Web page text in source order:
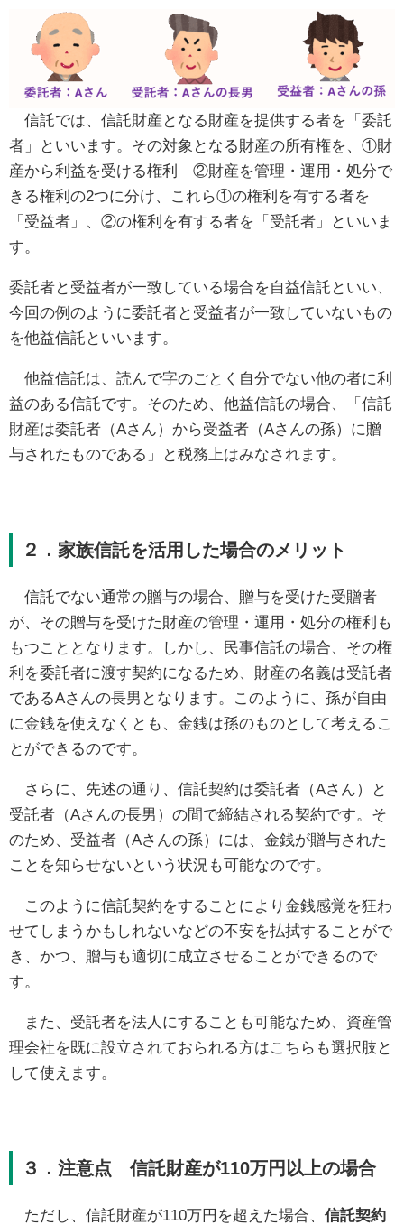
信託では、信託財産となる財産を提供する者を「委託
者」といいます。その対象となる財産の所有権を、①財
産から利益を受ける権利 ②財産を管理・運用・処分で
きる権利の2つに分け、これら①の権利を有する者を
「受益者」、②の権利を有する者を「受託者」といいま
す。
委託者と受益者が一致している場合を自益信託といい、
今回の例のように委託者と受益者が一致していないもの
を他益信託といいます。
他益信託は、読んで字のごとく自分でない他の者に利
益のある信託です。そのため、他益信託の場合、「信託
財産は委託者（Aさん）から受益者（Aさんの孫）に贈
与されたものである」と税務上はみなされます。
２．家族信託を活用した場合のメリット
信託でない通常の贈与の場合、贈与を受けた受贈者
が、その贈与を受けた財産の管理・運用・処分の権利も
もつこととなります。しかし、民事信託の場合、その権
利を委託者に渡す契約になるため、財産の名義は受託者
であるAさんの長男となります。このように、孫が自由
に金銭を使えなくとも、金銭は孫のものとして考えるこ
とができるのです。
さらに、先述の通り、信託契約は委託者（Aさん）と
受託者（Aさんの長男）の間で締結される契約です。そ
のため、受益者（Aさんの孫）には、金銭が贈与された
ことを知らせないという状況も可能なのです。
このように信託契約をすることにより金銭感覚を狂わ
せてしまうかもしれないなどの不安を払拭することがで
き、かつ、贈与も適切に成立させることができるので
す。
また、受託者を法人にすることも可能なため、資産管
理会社を既に設立されておられる方はこちらも選択肢と
して使えます。
３．注意点 信託財産が110万円以上の場合
ただし、信託財産が110万円を超えた場合、 信託契約